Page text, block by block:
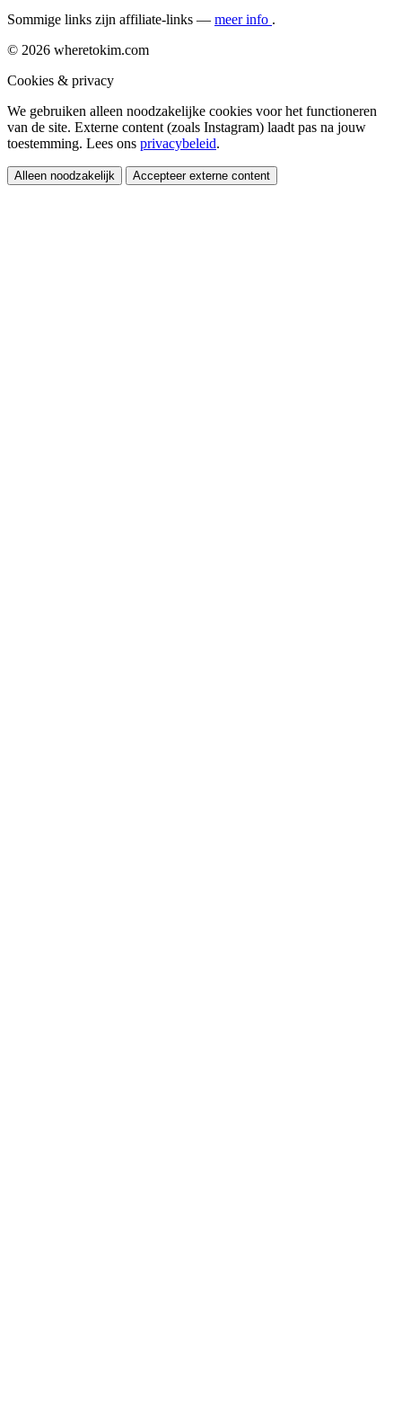
Sommige links zijn affiliate-links — meer info .
© 2026 wheretokim.com
Cookies & privacy
We gebruiken alleen noodzakelijke cookies voor het functioneren
van de site. Externe content (zoals Instagram) laadt pas na jouw
toestemming. Lees ons privacybeleid.
Alleen noodzakelijk Accepteer externe content